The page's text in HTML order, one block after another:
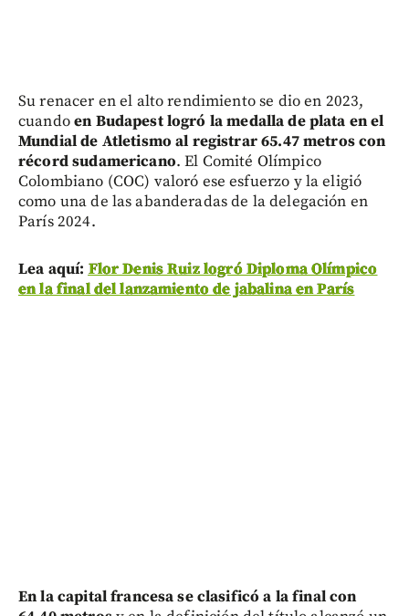
Su renacer en el alto rendimiento se dio en 2023,
cuandoen Budapest logró la medalla de plata en el
Mundial de Atletismo al registrar 65.47 metros con
récord sudamericano. El Comité Olímpico
Colombiano (COC) valoró ese esfuerzo y la eligió
como una de las abanderadas de la delegación en
París 2024.
Lea aquí: Flor Denis Ruiz logró Diploma Olímpico
en la final del lanzamiento de jabalina en París
En la capital francesa se clasificó a la final con